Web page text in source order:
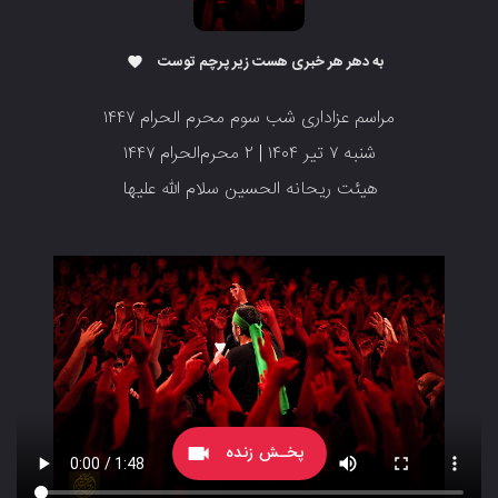
videocam پخـش زنده
به دهر هر خبری هست زیر پرچم توست favorite
مراسم عزاداری شب سوم محرم الحرام ۱۴۴۷
شنبه ۷ تیر ۱۴۰۴ | ۲ محرم‌الحرام ۱۴۴۷
هیئت ریحانه الحسین سلام الله علیها